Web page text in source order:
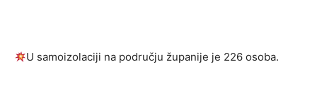
U samoizolaciji na području županije je 226 osoba.